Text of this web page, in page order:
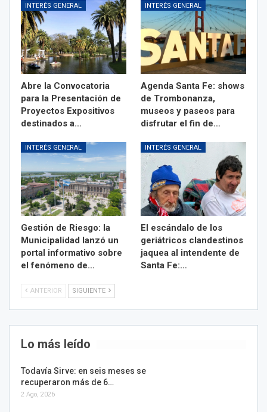
INTERÉS GENERAL
Abre la Convocatoria
para la Presentación de
Proyectos Expositivos
destinados a…
INTERÉS GENERAL
Agenda Santa Fe: shows
de Trombonanza,
museos y paseos para
disfrutar el fin de…
INTERÉS GENERAL
Gestión de Riesgo: la
Municipalidad lanzó un
portal informativo sobre
el fenómeno de…
INTERÉS GENERAL
El escándalo de los
geriátricos clandestinos
jaquea al intendente de
Santa Fe:…
ANTERIOR SIGUIENTE
Lo más leído
Todavía Sirve: en seis meses se
recuperaron más de 6…
2 Ago, 2026